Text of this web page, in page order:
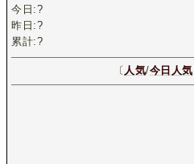
今日:?
昨日:?
累計:?
〔 人気/今日人気